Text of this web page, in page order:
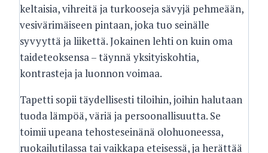
keltaisia, vihreitä ja turkooseja sävyjä pehmeään,
vesivärimäiseen pintaan, joka tuo seinälle
syvyyttä ja liikettä. Jokainen lehti on kuin oma
taideteoksensa – täynnä yksityiskohtia,
kontrasteja ja luonnon voimaa.
Tapetti sopii täydellisesti tiloihin, joihin halutaan
tuoda lämpöä, väriä ja persoonallisuutta. Se
toimii upeana tehosteseinänä olohuoneessa,
ruokailutilassa tai vaikkapa eteisessä, ja herättää